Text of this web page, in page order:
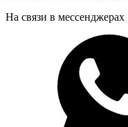
На связи в мессенджерах